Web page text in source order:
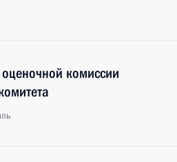
оценочной комиссии